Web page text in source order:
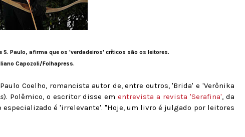
S. Paulo, afirma que os 'verdadeiros' críticos são os leitores.
Capozoli/Folhapress.
Coelho, romancista autor de, entre outros, 'Brida' e 'Verônika
). Polêmico, o escritor disse ementrevista a revista 'Serafina', da
é 'irrelevante'. "Hoje, um livro é julgado por leitores